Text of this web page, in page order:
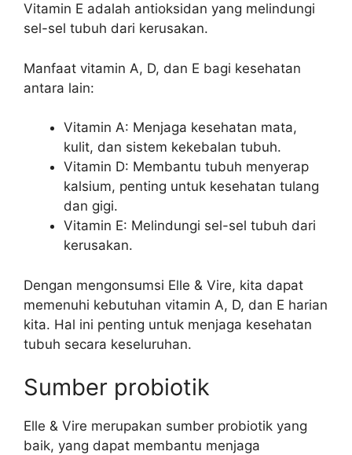
Vitamin E adalah antioksidan yang melindungi
sel-sel tubuh dari kerusakan.
Manfaat vitamin A, D, dan E bagi kesehatan
antara lain:
Vitamin A: Menjaga kesehatan mata,
kulit, dan sistem kekebalan tubuh.
Vitamin D: Membantu tubuh menyerap
kalsium, penting untuk kesehatan tulang
dan gigi.
Vitamin E: Melindungi sel-sel tubuh dari
kerusakan.
Dengan mengonsumsi Elle & Vire, kita dapat
memenuhi kebutuhan vitamin A, D, dan E harian
kita. Hal ini penting untuk menjaga kesehatan
tubuh secara keseluruhan.
Sumber probiotik
Elle & Vire merupakan sumber probiotik yang
baik, yang dapat membantu menjaga